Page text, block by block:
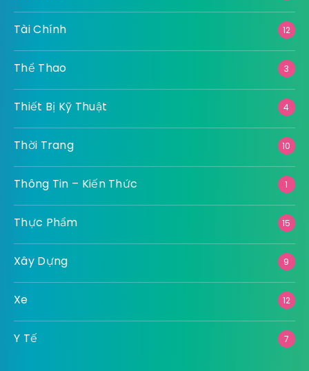
Tài Chính 12
Thể Thao 3
Thiết Bị Kỹ Thuật 4
Thời Trang 10
Thông Tin – Kiến Thức 1
Thực Phẩm 15
Xây Dựng 9
Xe 12
Y Tế 7